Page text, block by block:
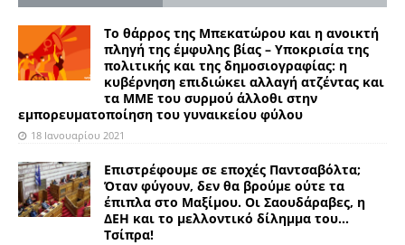
Το θάρρος της Μπεκατώρου και η ανοικτή
πληγή της έμφυλης βίας – Υποκρισία της
πολιτικής και της δημοσιογραφίας: η
κυβέρνηση επιδιώκει αλλαγή ατζέντας και
τα ΜΜΕ του συρμού άλλοθι στην
εμπορευματοποίηση του γυναικείου φύλου
18 Ιανουαρίου 2021
Επιστρέφουμε σε εποχές Παντσαβόλτα;
Όταν φύγουν, δεν θα βρούμε ούτε τα
έπιπλα στο Μαξίμου. Οι Σαουδάραβες, η
ΔΕΗ και το μελλοντικό δίλημμα του…
Τσίπρα!